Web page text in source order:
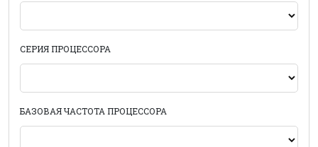
СЕРИЯ ПРОЦЕССОРА
БАЗОВАЯ ЧАСТОТА ПРОЦЕССОРА